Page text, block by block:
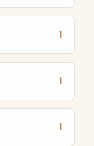
1
1
1